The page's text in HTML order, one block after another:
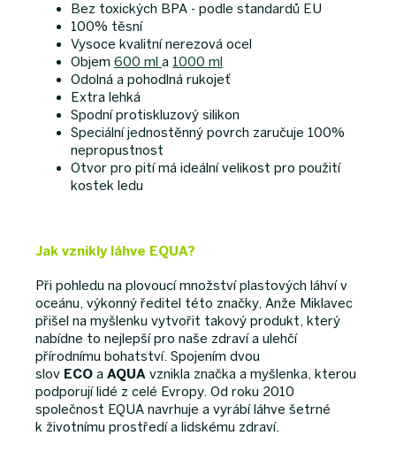
Bez toxických BPA - podle standardů EU
100% těsní
Vysoce kvalitní nerezová ocel
Objem 600 ml a 1000 ml
Odolná a pohodlná rukojeť
Extra lehká
Spodní protiskluzový silikon
Speciální jednostěnný povrch zaručuje 100%
nepropustnost
Otvor pro pití má ideální velikost pro použití
kostek ledu
Jak vznikly láhve EQUA?
Při pohledu na plovoucí množství plastových láhví v
oceánu, výkonný ředitel této značky, Anže Miklavec
přišel na myšlenku vytvořit takový produkt, který
nabídne to nejlepší pro naše zdraví a ulehčí
přírodnímu bohatství. Spojením dvou
slov ECO a AQUA vznikla značka a myšlenka, kterou
podporují lidé z celé Evropy. Od roku 2010
společnost EQUA navrhuje a vyrábí láhve šetrné
k životnímu prostředí a lidskému zdraví.